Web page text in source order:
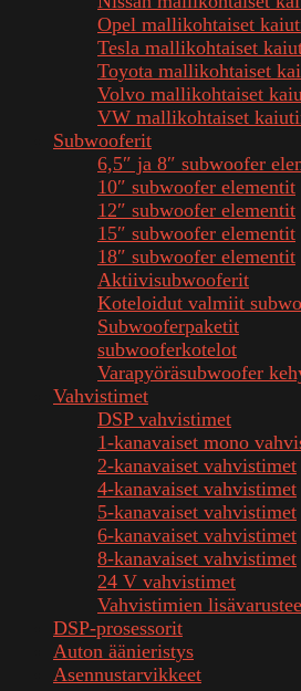
Opel mallikohtaiset
Tesla mallikohtaiset
Toyota mallikohtaiset
Volvo mallikohtaiset
VW mallikohtaiset
Subwooferit
6,5″ ja 8″ subwoofer
10″ subwoofer elementit
12″ subwoofer elementit
15″ subwoofer elementit
18″ subwoofer elementit
Aktiivisubwooferit
Koteloidut valmiit
Subwooferpaketit
subwooferkotelot
Varapyöräsubwoofer
Vahvistimet
DSP vahvistimet
1-kanavaiset mono
2-kanavaiset vahvistimet
4-kanavaiset vahvistimet
5-kanavaiset vahvistimet
6-kanavaiset vahvistimet
8-kanavaiset vahvistimet
24 V vahvistimet
Vahvistimien
DSP-prosessorit
Auton äänieristys
Asennustarvikkeet